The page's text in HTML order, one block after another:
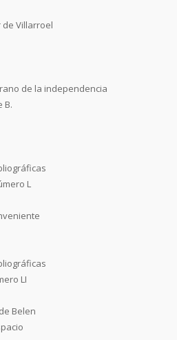
de Villarroel
de la independencia
B.
L
LI
Belen